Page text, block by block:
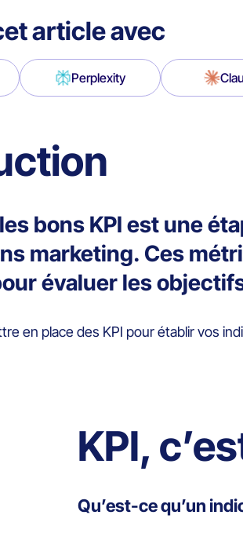
article avec
Perplexity
bons KPI est une
marketing. Ces
évaluer les
en place des KPI pour établir vos
KPI,
Qu’est-ce qu’un